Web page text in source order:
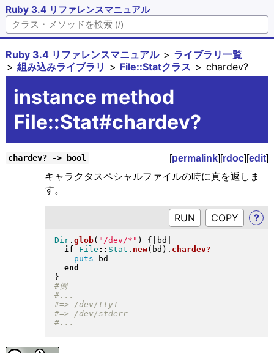
Ruby 3.4 リファレンスマニュアル
Ruby 3.4 リファレンスマニュアル
ライブラリ一覧
組み込みライブラリ
File::Statクラス chardev?
instance method
File::Stat#chardev?
chardev? -> bool [permalink][rdoc][edit]
キャラクタスペシャルファイルの時に真を返しま
す。
RUN ?
Dir. glob( " /dev/* " ) { bd
if
File :: Stat . new( bd ) . chardev?
puts bd
end
}
#例
#=> /dev/stderr